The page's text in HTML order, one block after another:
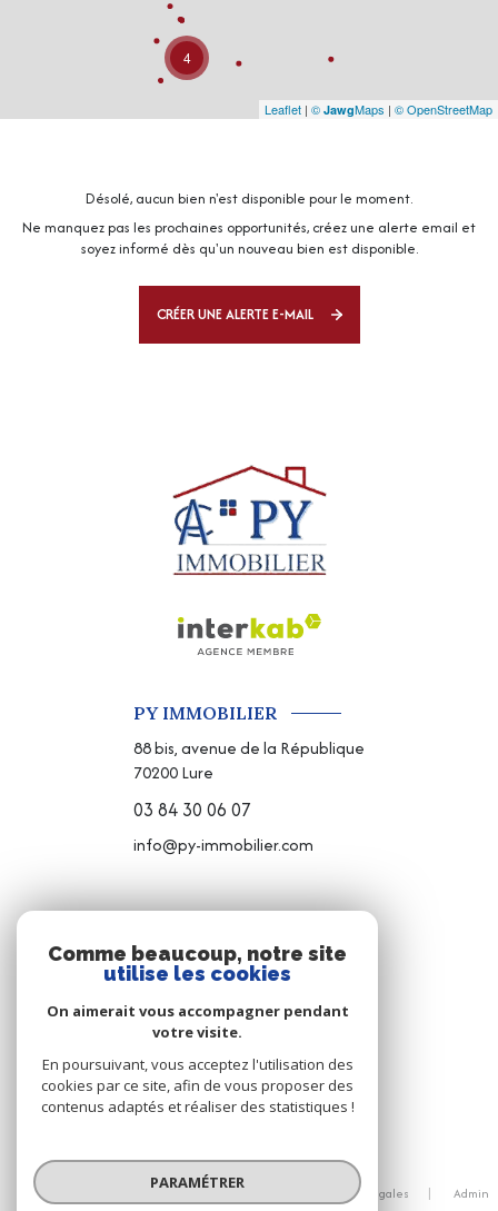
4
Leaflet | © JawgMaps | © OpenStreetMap
Désolé, aucun bien n'est disponible pour le moment.
Ne manquez pas les prochaines opportunités, créez une alerte email et
soyez informé dès qu'un nouveau bien est disponible.
CRÉER UNE ALERTE E-MAIL
PY IMMOBILIER
88 bis, avenue de la République
70200Lure
03 84 30 06 07
info@py-immobilier.com
NOUS SUIVRE
© 2026 | Tous droits réservés
Nos partenaires Mentions légales
Admin
Comme beaucoup, notre site
utilise les cookies
On aimerait vous accompagner pendant
votre visite.
En poursuivant, vous acceptez l'utilisation des
cookies par ce site, afin de vous proposer des
contenus adaptés et réaliser des statistiques !
PARAMÉTRER